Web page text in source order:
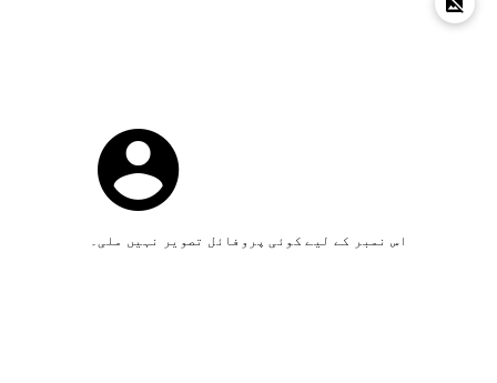
اس نمبر کے لیے کوئی پروفائل تصویر نہیں ملی۔